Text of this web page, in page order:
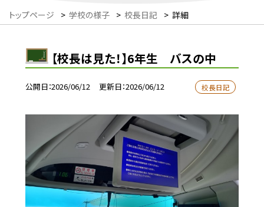
トップページ > 学校の様子 > 校長日記 > 詳細
【校長は見た！】6年生 バスの中
公開日 2026/06/12 更新日 2026/06/12 校長日記